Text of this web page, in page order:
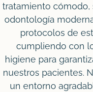
tratamiento cómodo,
odontología
protocolos de
cumpliendo con
higiene para
nuestros pacientes.
un entorno